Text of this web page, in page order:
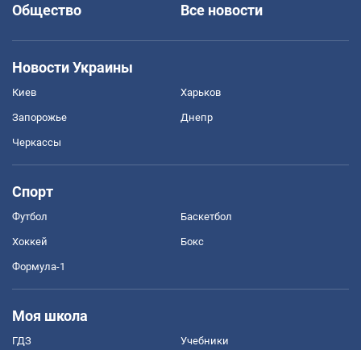
Общество
Все новости
Новости Украины
Киев Харьков
Запорожье Днепр
Черкассы
Спорт
Футбол Баскетбол
Хоккей Бокс
Формула-1
Моя школа
ГДЗ Учебники